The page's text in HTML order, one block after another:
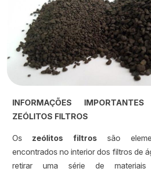
INFORMAÇÕES
ZEÓLITOS FILTROS
Os zeólitos filtros são
encontrados no interior dos filtros de
retirar uma série de materiais